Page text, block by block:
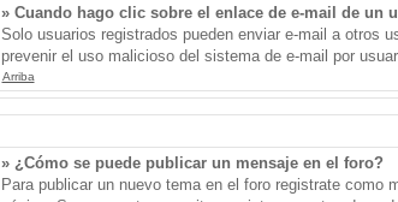
» Cuando hago clic sobre el enlace de e-mail de un
Solo usuarios registrados pueden enviar e-mail a otros
prevenir el uso malicioso del sistema de e-mail por
Arriba
» ¿Cómo se puede publicar un mensaje en el foro?
Para publicar un nuevo tema en el foro registrate como